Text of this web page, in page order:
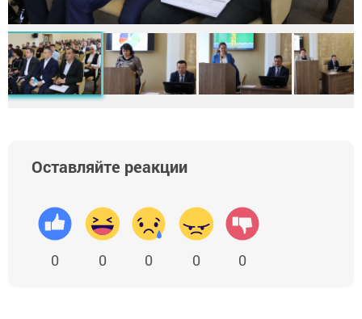
Оставляйте реакции
0 0 0 0 0